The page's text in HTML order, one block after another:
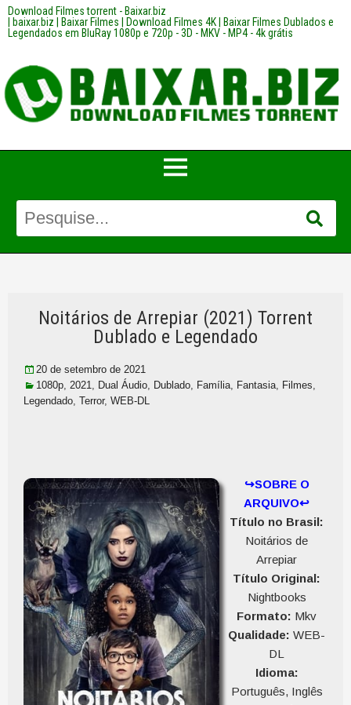
Download Filmes torrent - Baixar.biz
| baixar.biz | Baixar Filmes | Download Filmes 4K | Baixar Filmes Dublados e
Legendados em BluRay 1080p e 720p - 3D - MKV - MP4 - 4k grátis
Noitários de Arrepiar (2021) Torrent
Dublado e Legendado
20 de setembro de 2021
1080p, 2021, Dual Áudio, Dublado, Família, Fantasia, Filmes,
Legendado, Terror, WEB-DL
↪SOBRE O
ARQUIVO↩
Título no Brasil:
Noitários de
Arrepiar
Título Original:
Nightbooks
Formato: Mkv
Qualidade: WEB-
DL
Idioma:
Português, Inglês